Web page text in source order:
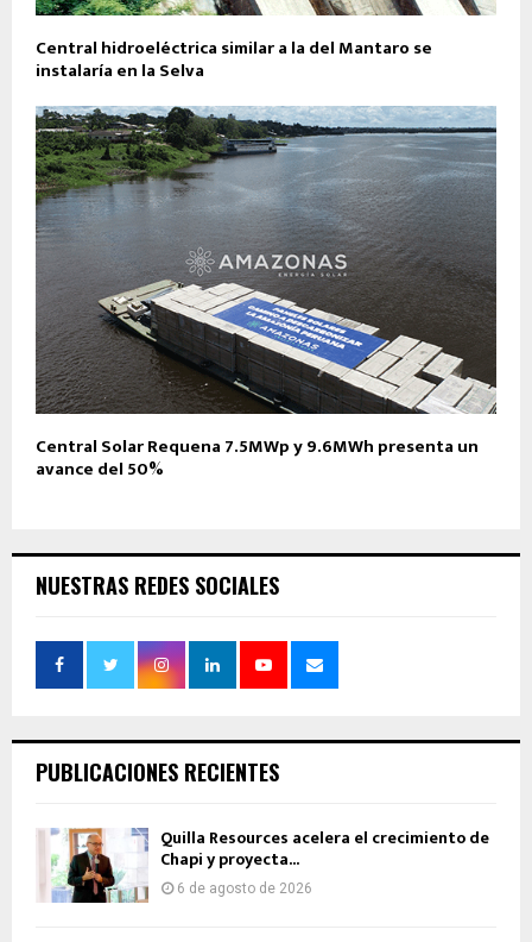
Central hidroeléctrica similar a la del Mantaro se
instalaría en la Selva
Central Solar Requena 7.5MWp y 9.6MWh presenta un
avance del 50%
NUESTRAS REDES SOCIALES
PUBLICACIONES RECIENTES
Quilla Resources acelera el crecimiento de
Chapi y proyecta...
6 de agosto de 2026